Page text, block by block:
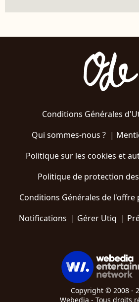
Conditions Générales
Qui sommes-nous ?|
Politique sur les cookies et
Politique de protection
Conditions Générales de l'offre
Notifications | Gérer Utiq |
Copyright © 2008 -
Webedia - Tous droits